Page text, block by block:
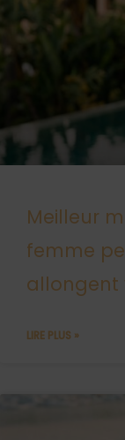
Meilleur
femme
allongent
LIRE PLUS »